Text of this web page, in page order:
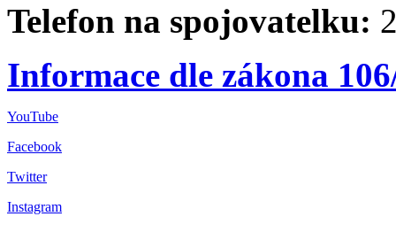
Telefon na spojovatelku:
Informace dle zákona
YouTube
Facebook
Twitter
Instagram